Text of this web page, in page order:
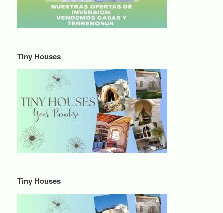
Tiny Houses
Tiny Houses